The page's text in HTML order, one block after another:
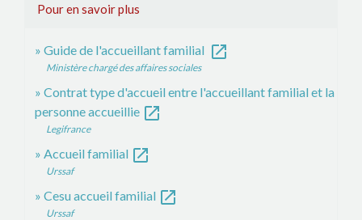
Pour en savoir plus
Guide de l'accueillant familial open_in_new
Ministère chargé des affaires sociales
Contrat type d'accueil entre l'accueillant familial et la
personne accueillie open_in_new
Legifrance
Accueil familial open_in_new
Urssaf
Cesu accueil familial open_in_new
Urssaf